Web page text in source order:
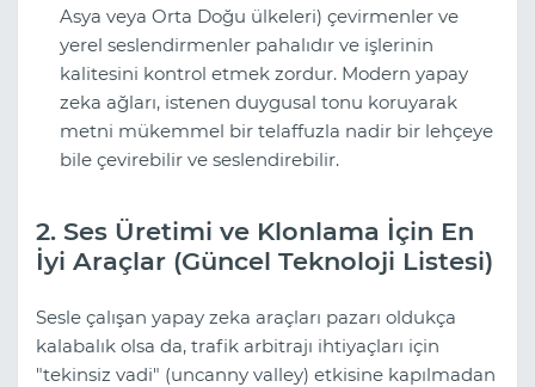
Asya veya Orta Doğu ülkeleri) çevirmenler ve
yerel seslendirmenler pahalıdır ve işlerinin
kalitesini kontrol etmek zordur. Modern yapay
zeka ağları, istenen duygusal tonu koruyarak
metni mükemmel bir telaffuzla nadir bir lehçeye
bile çevirebilir ve seslendirebilir.
2. Ses Üretimi ve Klonlama İçin En
İyi Araçlar (Güncel Teknoloji Listesi)
Sesle çalışan yapay zeka araçları pazarı oldukça
kalabalık olsa da, trafik arbitrajı ihtiyaçları için
"tekinsiz vadi" (uncanny valley) etkisine kapılmadan